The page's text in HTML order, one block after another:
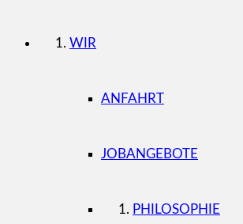
WIR
ANFAHRT
JOBANGEBOTE
PHILOSOPHIE